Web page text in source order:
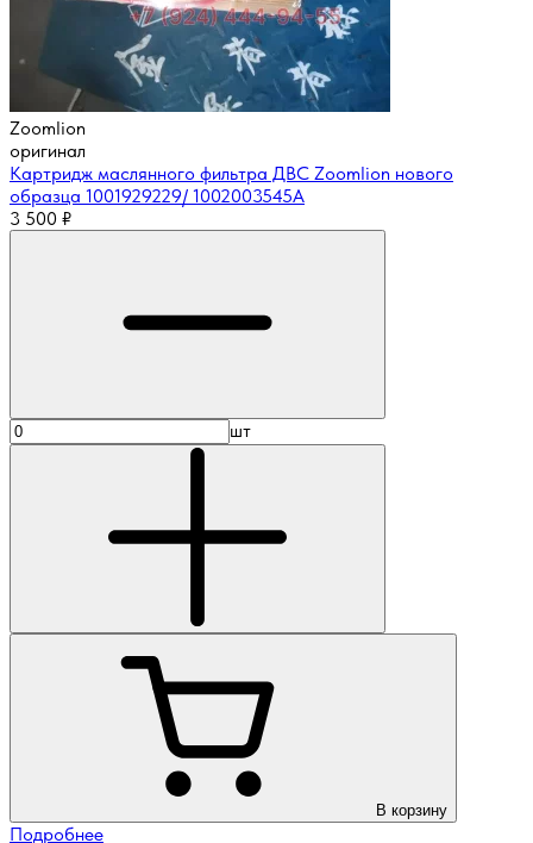
Zoomlion
оригинал
Картридж маслянного фильтра ДВС Zoomlion нового
образца 1001929229/ 1002003545A
3 500 ₽
шт
В корзину
Подробнее